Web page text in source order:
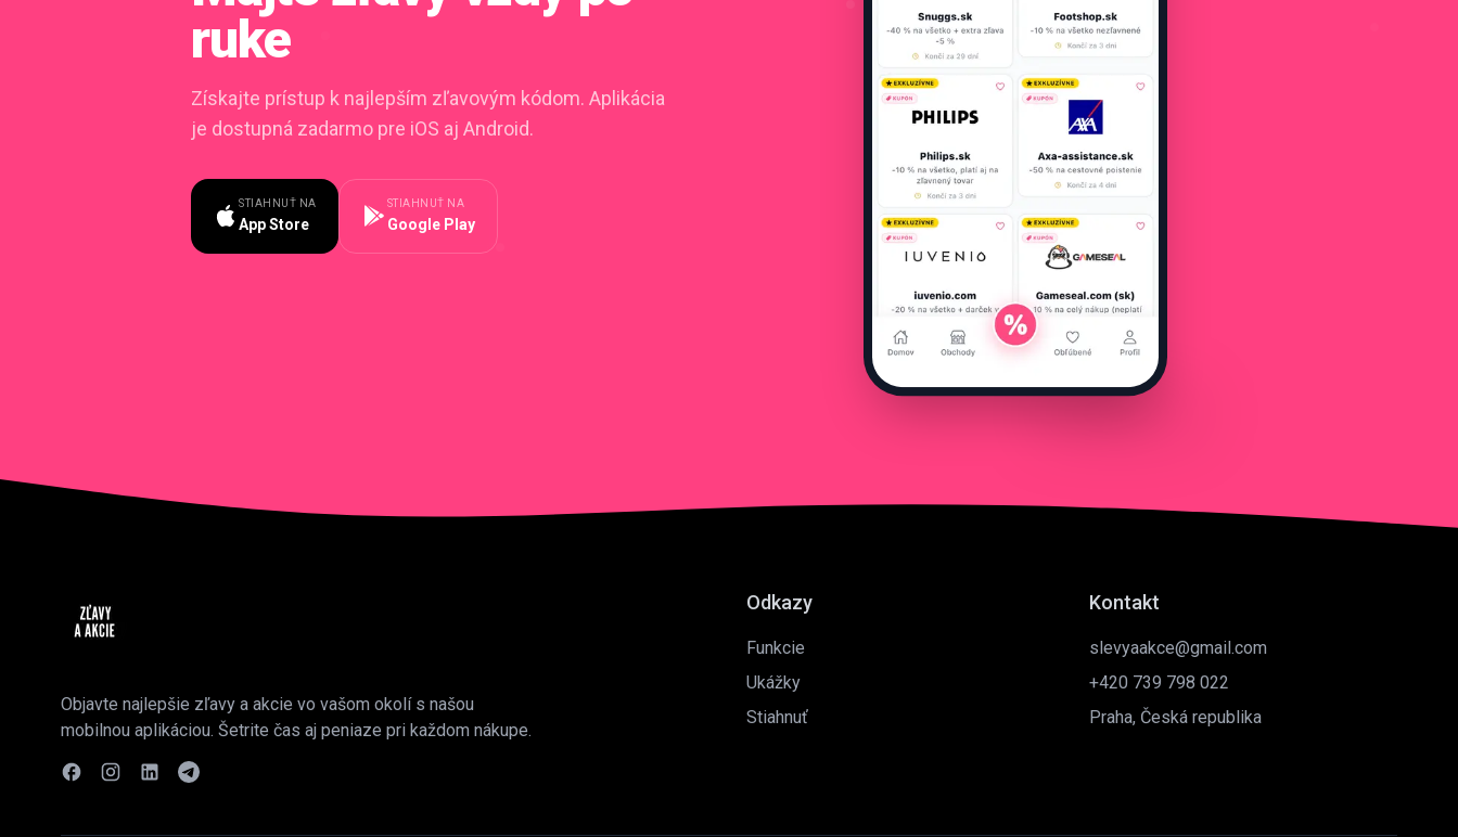
ruke
Získajte prístup k najlepším zľavovým kódom. Aplikácia
je dostupná zadarmo pre iOS aj Android.
STIAHNUŤ NA
App Store
STIAHNUŤ NA
Google Play
Objavte najlepšie zľavy a akcie vo vašom okolí s našou
mobilnou aplikáciou. Šetrite čas aj peniaze pri každom nákupe.
Odkazy
Funkcie
Ukážky
Stiahnuť
Kontakt
slevyaakce@gmail.com
+420 739 798 022
Praha, Česká republika